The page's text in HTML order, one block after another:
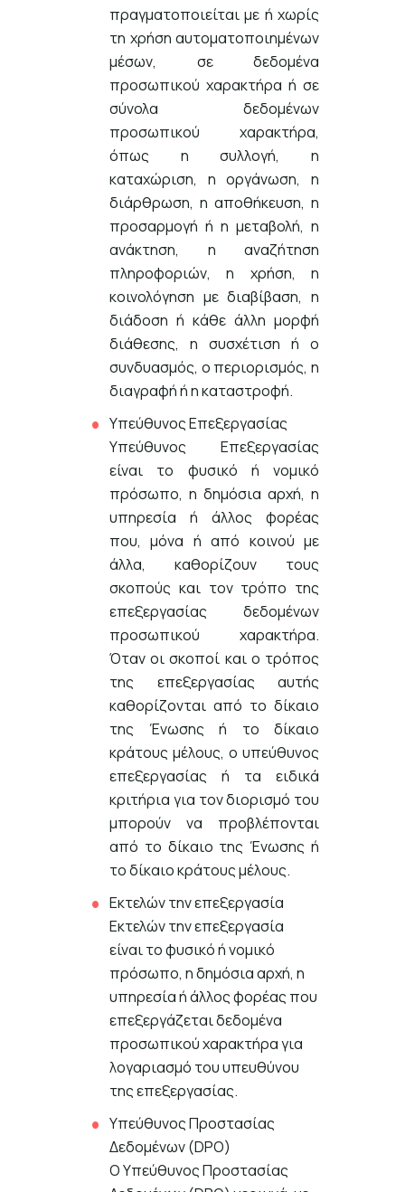
πραγματοποιείται με ή χωρίς
τη χρήση αυτοματοποιημένων
μέσων, σε δεδομένα
προσωπικού χαρακτήρα ή σε
σύνολα δεδομένων
προσωπικού χαρακτήρα,
όπως η συλλογή, η
καταχώριση, η οργάνωση, η
διάρθρωση, η αποθήκευση, η
προσαρμογή ή η μεταβολή, η
ανάκτηση, η αναζήτηση
πληροφοριών, η χρήση, η
κοινολόγηση με διαβίβαση, η
διάδοση ή κάθε άλλη μορφή
διάθεσης, η συσχέτιση ή ο
συνδυασμός, ο περιορισμός, η
διαγραφή ή η καταστροφή.
Υπεύθυνος Επεξεργασίας
Υπεύθυνος Επεξεργασίας
είναι το φυσικό ή νομικό
πρόσωπο, η δημόσια αρχή, η
υπηρεσία ή άλλος φορέας
που, μόνα ή από κοινού με
άλλα, καθορίζουν τους
σκοπούς και τον τρόπο της
επεξεργασίας δεδομένων
προσωπικού χαρακτήρα.
Όταν οι σκοποί και ο τρόπος
της επεξεργασίας αυτής
καθορίζονται από το δίκαιο
της Ένωσης ή το δίκαιο
κράτους μέλους, ο υπεύθυνος
επεξεργασίας ή τα ειδικά
κριτήρια για τον διορισμό του
μπορούν να προβλέπονται
από το δίκαιο της Ένωσης ή
το δίκαιο κράτους μέλους.
Εκτελών την επεξεργασία
Εκτελών την επεξεργασία
είναι το φυσικό ή νομικό
πρόσωπο, η δημόσια αρχή, η
υπηρεσία ή άλλος φορέας που
επεξεργάζεται δεδομένα
προσωπικού χαρακτήρα για
λογαριασμό του υπευθύνου
της επεξεργασίας.
Υπεύθυνος Προστασίας
Δεδομένων (DPO)
O Υπεύθυνος Προστασίας